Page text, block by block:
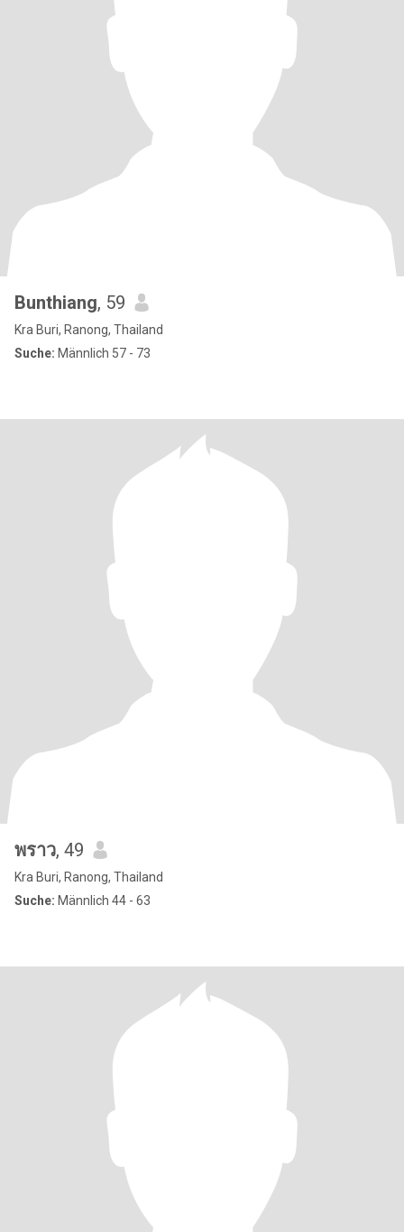
Bunthiang, 59
Kra Buri, Ranong, Thailand
Suche: Männlich 57 - 73
พราว, 49
Kra Buri, Ranong, Thailand
Suche: Männlich 44 - 63